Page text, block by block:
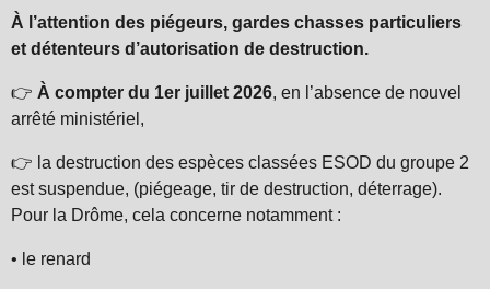
À l’attention des piégeurs, gardes chasses particuliers
et détenteurs d’autorisation de destruction.
👉 À compter du 1er juillet 2026, en l’absence de nouvel
arrêté ministériel,
👉 la destruction des espèces classées ESOD du groupe 2
est suspendue, (piégeage, tir de destruction, déterrage).
Pour la Drôme, cela concerne notamment :
• le renard